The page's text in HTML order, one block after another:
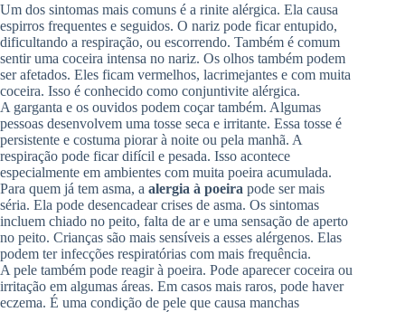
Um dos sintomas mais comuns é a rinite alérgica. Ela causa
espirros frequentes e seguidos. O nariz pode ficar entupido,
dificultando a respiração, ou escorrendo. Também é comum
sentir uma coceira intensa no nariz. Os olhos também podem
ser afetados. Eles ficam vermelhos, lacrimejantes e com muita
coceira. Isso é conhecido como conjuntivite alérgica.
A garganta e os ouvidos podem coçar também. Algumas
pessoas desenvolvem uma tosse seca e irritante. Essa tosse é
persistente e costuma piorar à noite ou pela manhã. A
respiração pode ficar difícil e pesada. Isso acontece
especialmente em ambientes com muita poeira acumulada.
Para quem já tem asma, a alergia à poeira pode ser mais
séria. Ela pode desencadear crises de asma. Os sintomas
incluem chiado no peito, falta de ar e uma sensação de aperto
no peito. Crianças são mais sensíveis a esses alérgenos. Elas
podem ter infecções respiratórias com mais frequência.
A pele também pode reagir à poeira. Pode aparecer coceira ou
irritação em algumas áreas. Em casos mais raros, pode haver
eczema. É uma condição de pele que causa manchas